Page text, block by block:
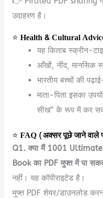
उदाहरण है।
⭐Health & Cultural
यह किताब स्क्रीन-
आँखों, नींद, मानसिक
भारतीय बच्चों की
माता-पिता इसका
सीख” के रूप में कर
⭐FAQ (अक्सर पूछे जाने वाले
Q1. क्या मैं 1001
Book का PDF मुफ्त में पा
नहीं। यह कॉपीराइटेड है।
मुफ्त PDF शेयर/डाउनलोड